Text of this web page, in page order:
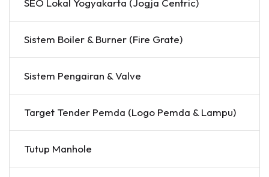
SEO Lokal Yogyakarta (Jogja Centric)
Sistem Boiler & Burner (Fire Grate)
Sistem Pengairan & Valve
Target Tender Pemda (Logo Pemda & Lampu)
Tutup Manhole